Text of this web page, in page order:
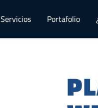
Servicios Portafolio